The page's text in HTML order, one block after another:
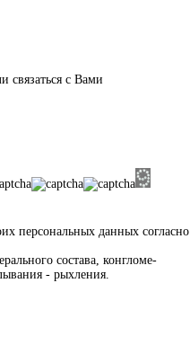
связаться с Вами
персональных данных согласно
состава, конгломе-
- рыхления.